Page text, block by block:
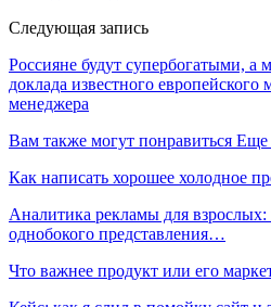
Следующая запись
Россияне будут супербогатыми, а
доклада известного европейского
менеджера
Вам также могут понравиться Еще
Как написать хорошее холодное
Аналитика рекламы для взрослых:
однобокого представления…
Что важнее продукт или его